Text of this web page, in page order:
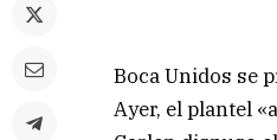
Boca Unidos se
Ayer, el plantel